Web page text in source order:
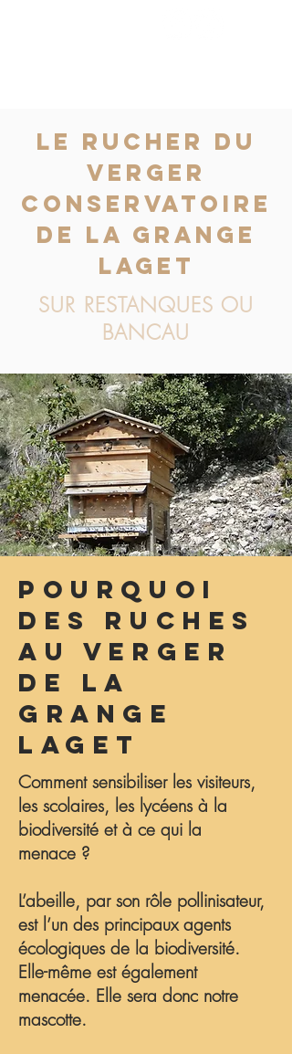
Le RUCHER DU
VERGER
CONSERVATOIRE
DE LA GRANGE
LAGET
SUR RESTANQUES OU
BANCAU
Pourquoi
des ruches
au verger
DE LA
GRANGE
LAGET
Comment sensibiliser les visiteurs,
les scolaires, les lycéens à la
biodiversité et à ce qui la
menace ?
L’abeille, par son rôle pollinisateur,
est l’un des principaux agents
écologiques de la biodiversité.
Elle-même est également
menacée. Elle sera donc notre
mascotte.